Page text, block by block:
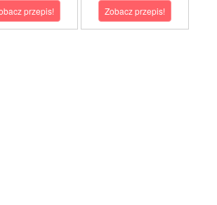
przepis! Zobacz przepis!